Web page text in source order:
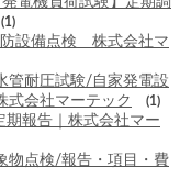
(1)
設備点検 株式会社マ
耐圧試験/自家発電設
式会社マーテック
(1)
期報告｜株式会社マー
点検/報告・項目・費